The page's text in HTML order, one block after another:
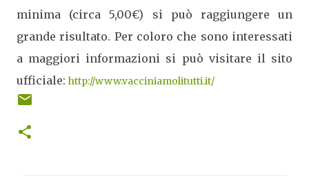
minima (circa 5,00€) si può raggiungere un
grande risultato. Per coloro che sono interessati
a maggiori informazioni si può visitare il sito
ufficiale: http://www.vacciniamolitutti.it/